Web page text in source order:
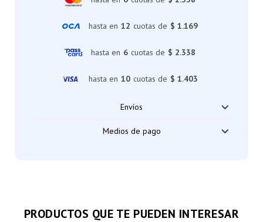
hasta en 12 cuotas de $ 1.169
hasta en 6 cuotas de $ 2.338
hasta en 10 cuotas de $ 1.403
Envíos
Medios de pago
PRODUCTOS QUE TE PUEDEN INTERESAR